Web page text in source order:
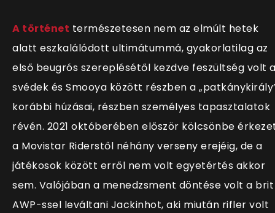
A történet természetesen nem az elmúlt hetek
alatt eszkalálódott ultimátummá, gyakorlatilag az
első beugrós szereplésétől kezdve feszültség volt
svédek és Smooya között részben a
korábbi húzásai, részben személyes tapasztalatok
révén. 2021 októberében először kölcsönbe
a Movistar Riderstől néhány verseny erejéig, de a
játékosok között erről nem volt egyetértés akkor
sem. Valójában a menedzsment döntése volt a brit
AWP-ssel leváltani Jackinhot, aki miután rifler volt